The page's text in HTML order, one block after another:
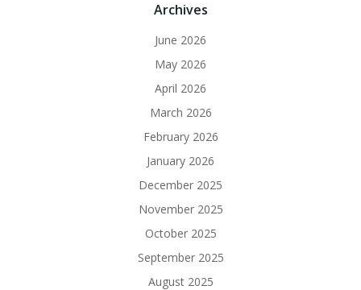
Archives
June 2026
May 2026
April 2026
March 2026
February 2026
January 2026
December 2025
November 2025
October 2025
September 2025
August 2025